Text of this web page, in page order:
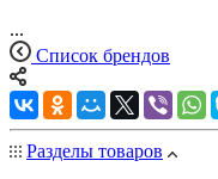
...
Список брендов
Разделы товаров